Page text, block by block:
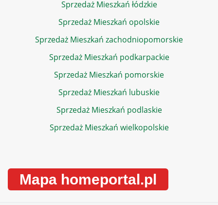
Sprzedaż Mieszkań łódzkie
Sprzedaż Mieszkań opolskie
Sprzedaż Mieszkań zachodniopomorskie
Sprzedaż Mieszkań podkarpackie
Sprzedaż Mieszkań pomorskie
Sprzedaż Mieszkań lubuskie
Sprzedaż Mieszkań podlaskie
Sprzedaż Mieszkań wielkopolskie
Mapa homeportal.pl